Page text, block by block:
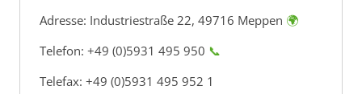
Adresse: Industriestraße 22, 49716 Meppen 🌍
Telefon: +49 (0)5931 495 950 📞
Telefax: +49 (0)5931 495 952 1